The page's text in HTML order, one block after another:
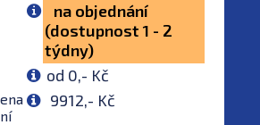
na objednání
(dostupnost 1 - 2
týdny)
od 0,- Kč
9912,- Kč